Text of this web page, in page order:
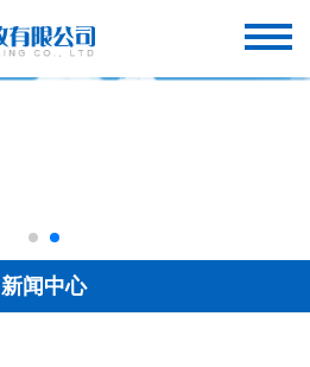
新闻中心